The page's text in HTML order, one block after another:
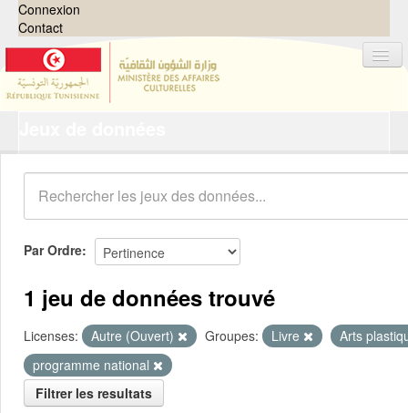
Connexion
Contact
Organisations
Groupes
Demandes 0
À propos
Par Ordre
1 jeu de données trouvé
Licenses: Autre (Ouvert) Groupes: Livre
Arts
programme national
Filtrer les resultats